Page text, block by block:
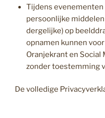
Tijdens
persoonlijke
dergelijke) op
opnamen kunnen
Oranjekrant en
zonder toestemming
De volledige